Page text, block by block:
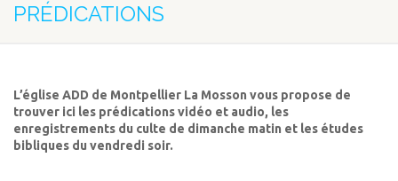
PRÉDICATIONS
L’église ADD de Montpellier La Mosson vous propose de
trouver ici les prédications vidéo et audio, les
enregistrements du culte de dimanche matin et les études
bibliques du vendredi soir.